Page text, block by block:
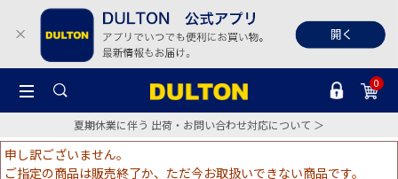
0
夏期休業に伴う 出荷・お問い合わせ対応について ＞
申し訳ございません。
ご指定の商品は販売終了か、ただ今お取扱いできない商品です。